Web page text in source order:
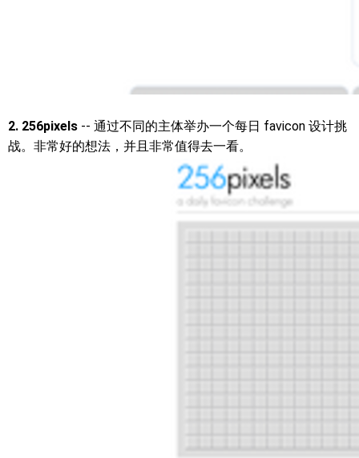
2. 256pixels -- 通过不同的主体举办一个每日 favicon 设计挑
战。非常好的想法，并且非常值得去一看。